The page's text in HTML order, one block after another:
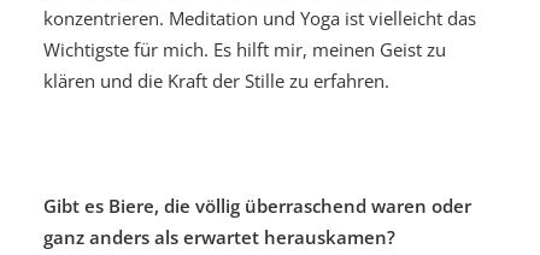
konzentrieren. Meditation und Yoga ist vielleicht das
Wichtigste für mich. Es hilft mir, meinen Geist zu
klären und die Kraft der Stille zu erfahren.
Gibt es Biere, die völlig überraschend waren oder
ganz anders als erwartet herauskamen?